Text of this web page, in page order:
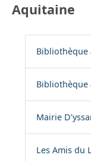
Aquitaine
Bibliothèque
Bibliothèque
Mairie
Les Amis du